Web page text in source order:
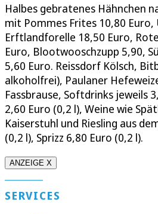
Halbes gebratenes Hähnchen
mit Pommes Frites 10,80 Euro,
Erftlandforelle 18,50 Euro,
Euro, Blootwooschzupp 5,90,
5,60 Euro. Reissdorf Kölsch,
alkoholfrei), Paulaner
Fassbrause, Softdrinks jeweils
2,60 Euro (0,2 l), Weine wie
Kaiserstuhl und Riesling aus
(0,2 l), Sprizz 6,80 Euro (0,2 l).
ANZEIGE X
SERVICES